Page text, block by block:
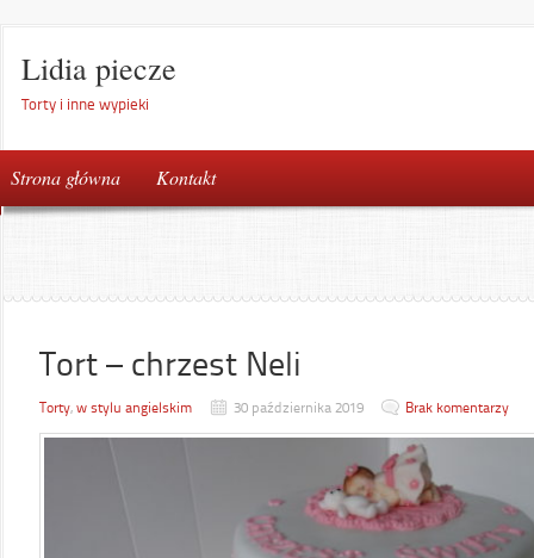
Lidia piecze
Torty i inne wypieki
Strona główna Kontakt
Tort – chrzest Neli
Torty, w stylu angielskim 30 października 2019 Brak komentarzy